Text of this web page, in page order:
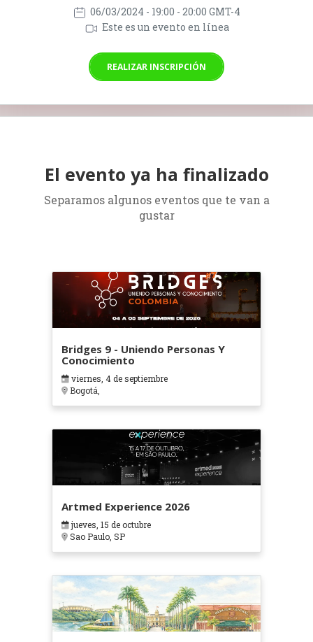
06/03/2024 - 19:00 - 20:00 GMT-4
Este es un evento en línea
REALIZAR INSCRIPCIÓN
El evento ya ha finalizado
Separamos algunos eventos que te van a
gustar
Bridges 9 - Uniendo Personas Y
Conocimiento
viernes, 4 de septiembre
Bogotá,
Artmed Experience 2026
jueves, 15 de octubre
Sao Paulo, SP